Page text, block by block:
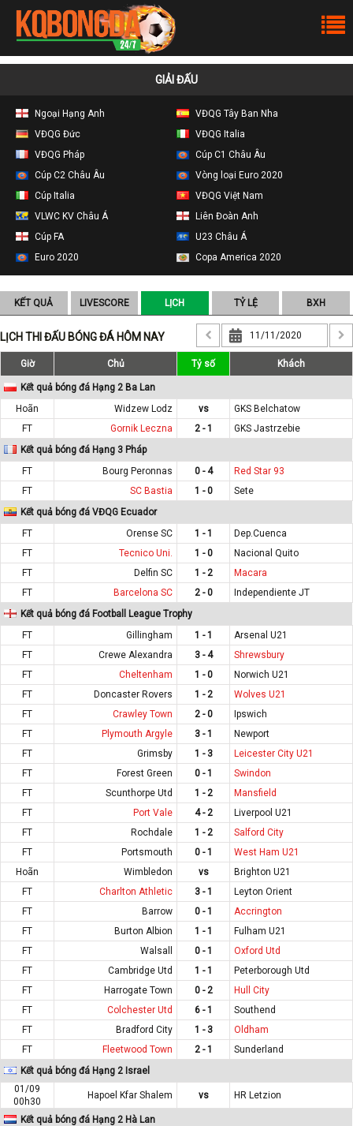
GIẢI ĐẤU
Ngoại Hạng Anh
VĐQG Tây Ban Nha
VĐQG Đức
VĐQG Italia
VĐQG Pháp
Cúp C1 Châu Âu
Cúp C2 Châu Âu
Vòng loại Euro 2020
Cúp Italia
VĐQG Việt Nam
VLWC KV Châu Á
Liên Đoàn Anh
Cúp FA
U23 Châu Á
Euro 2020
Copa America 2020
KẾT QUẢ LIVESCORE LỊCH TỶ LỆ BXH
LỊCH THI ĐẤU BÓNG ĐÁ HÔM NAY
Giờ Chủ Tỷ số Khách
Kết quả bóng đá Hạng 2 Ba Lan
Hoãn
Widzew Lodz vs
GKS Belchatow
FT
Gornik Leczna 2 - 1
GKS Jastrzebie
Kết quả bóng đá Hạng 3 Pháp
FT
Bourg Peronnas 0 - 4
Red Star 93
FT
SC Bastia 1 - 0
Sete
Kết quả bóng đá VĐQG Ecuador
FT
Orense SC 1 - 1
Dep.Cuenca
FT
Tecnico Uni. 1 - 0
Nacional Quito
FT
Delfin SC 1 - 2
Macara
FT
Barcelona SC 2 - 0
Independiente JT
Kết quả bóng đá Football League Trophy
FT
Gillingham 1 - 1
Arsenal U21
FT
Crewe Alexandra 3 - 4
Shrewsbury
FT
Cheltenham 1 - 0
Norwich U21
FT
Doncaster Rovers 1 - 2
Wolves U21
FT
Crawley Town 2 - 0
Ipswich
FT
Plymouth Argyle 3 - 1
Newport
FT
Grimsby 1 - 3
Leicester City U21
FT
Forest Green 0 - 1
Swindon
FT
Scunthorpe Utd 1 - 2
Mansfield
FT
Port Vale 4 - 2
Liverpool U21
FT
Rochdale 1 - 2
Salford City
FT
Portsmouth 0 - 1
West Ham U21
Hoãn
Wimbledon vs
Brighton U21
FT
Charlton Athletic 3 - 1
Leyton Orient
FT
Barrow 0 - 1
Accrington
FT
Burton Albion 1 - 1
Fulham U21
FT
Walsall 0 - 1
Oxford Utd
FT
Cambridge Utd 1 - 1
Peterborough Utd
FT
Harrogate Town 0 - 2
Hull City
FT
Colchester Utd 6 - 1
Southend
FT
Bradford City 1 - 3
Oldham
FT
Fleetwood Town 2 - 1
Sunderland
Kết quả bóng đá Hạng 2 Israel
01/09
00h30
Hapoel Kfar Shalem vs HR Letzion
Kết quả bóng đá Hạng 2 Hà Lan